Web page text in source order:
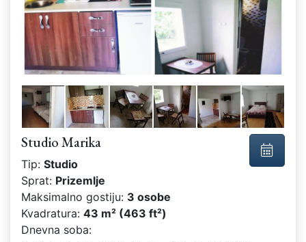
Studio Marika
Tip: Studio
Sprat: Prizemlje
Maksimalno gostiju: 3 osobe
Kvadratura: 43 m² (463 ft²)
Dnevna soba: